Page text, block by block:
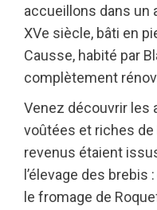
accueillons dans un
XVe siècle, bâti en
Causse, habité par
complètement
Venez découvrir les
voûtées et riches
revenus étaient
l’élevage des
le fromage de